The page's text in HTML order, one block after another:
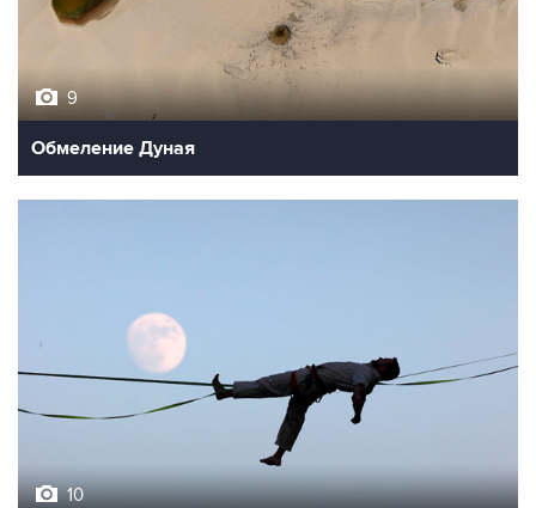
9
Обмеление Дуная
10